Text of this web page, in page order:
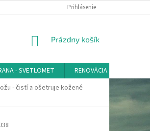
PODMIENKY - SPOTREBITEĽPrihlásenie
NÁKUPNÝ
Prázdny košík
- SVETLOMET RENOVÁCIA / OCHRANA
- čistí a ošetruje kožené